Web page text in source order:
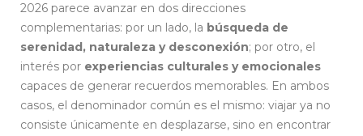
2026 parece avanzar en dos direcciones
complementarias: por un lado, la búsqueda de
serenidad, naturaleza y desconexión; por otro, el
interés por experiencias culturales y emocionales
capaces de generar recuerdos memorables. En ambos
casos, el denominador común es el mismo: viajar ya no
consiste únicamente en desplazarse, sino en encontrar